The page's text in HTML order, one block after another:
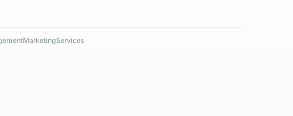
MarketingServices